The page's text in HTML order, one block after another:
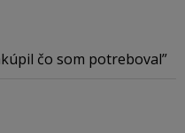
čo som potreboval